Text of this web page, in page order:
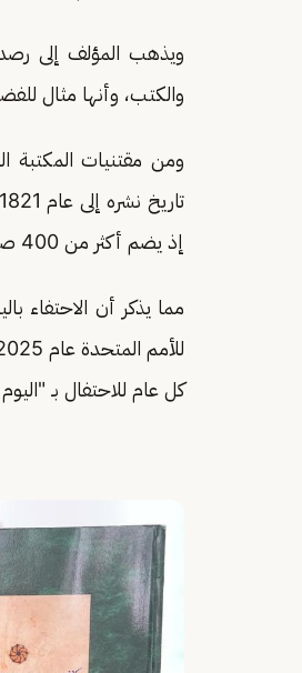
ويذهب المؤلف إلى رصد
والكتب، وأنها مثال
ومن مقتنيات المكتبة
إذ يضم أكثر من 400 صورة تصف ثقافة الصحراء وتبين العناية بأصول الخيول العربية.
كل عام للاحتفال بـ